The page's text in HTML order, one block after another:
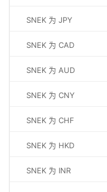
SNEK 为 JPY
SNEK 为 CAD
SNEK 为 AUD
SNEK 为 CNY
SNEK 为 CHF
SNEK 为 HKD
SNEK 为 INR